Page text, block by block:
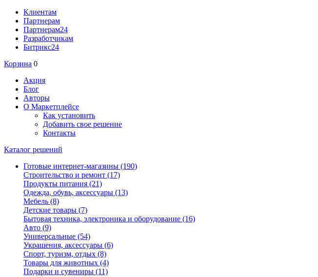
Клиентам
Партнерам
Партнерам24
Разработчикам
Битрикс24
Корзина 0
Акция
Блог
Авторы
О Маркетплейсе
Как установить
Добавить свое решение
Контакты
Каталог решений
Готовые интернет-магазины (190)
Строительство и ремонт (17)
Продукты питания (21)
Одежда, обувь, аксессуары (13)
Мебель (8)
Детские товары (7)
Бытовая техника, электроника и оборудование (16)
Авто (9)
Универсальные (54)
Украшения, аксессуары (6)
Спорт, туризм, отдых (8)
Товары для животных (4)
Подарки и сувениры (11)